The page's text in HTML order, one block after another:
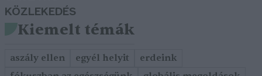
KÖZLEKEDÉS
Kiemelt témák
aszály ellen egyél helyit
erdeink